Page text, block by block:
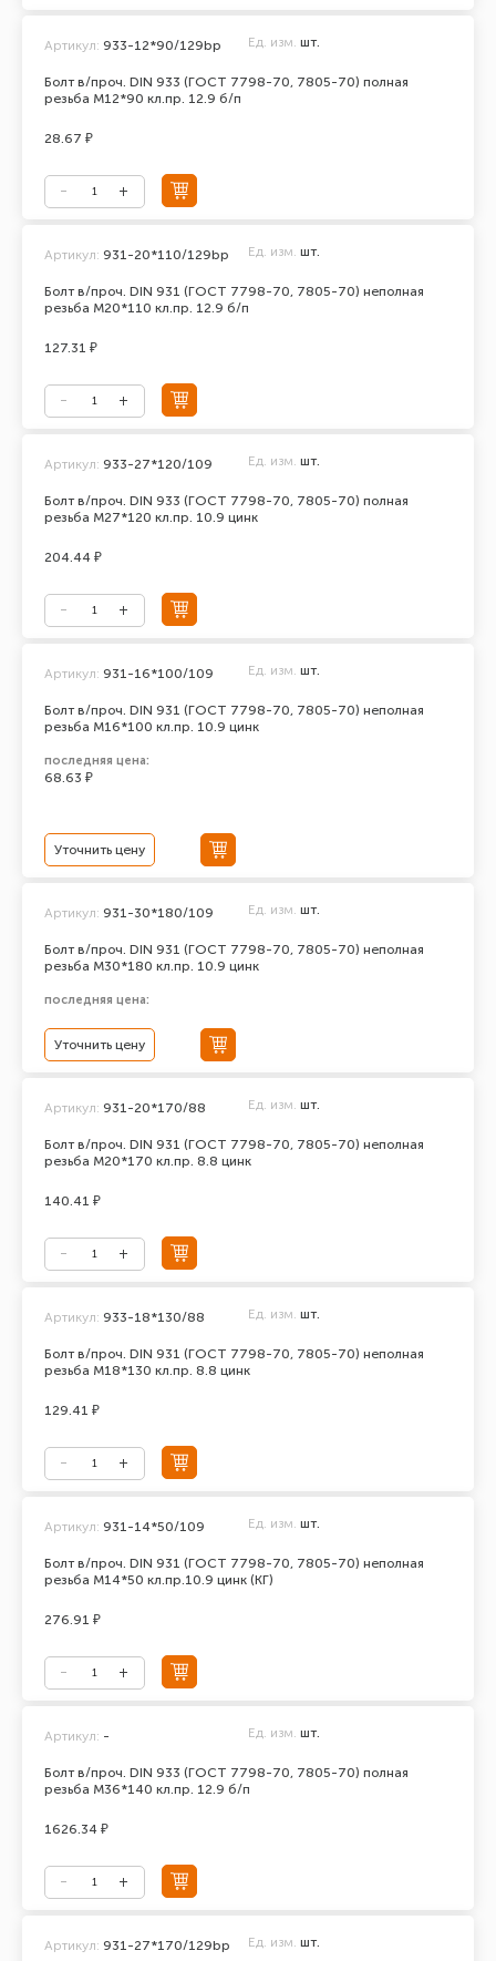
Болт в/проч. DIN 933 (ГОСТ 7798-70, 7805-70) полная
резьба М12*90 кл.пр. 12.9 б/п
Артикул: 933-12*90/129bp Ед. изм. шт.
28.67 ₽
Болт в/проч. DIN 931 (ГОСТ 7798-70, 7805-70) неполная
резьба М20*110 кл.пр. 12.9 б/п
Артикул: 931-20*110/129bp Ед. изм. шт.
127.31 ₽
Болт в/проч. DIN 933 (ГОСТ 7798-70, 7805-70) полная
резьба М27*120 кл.пр. 10.9 цинк
Артикул: 933-27*120/109 Ед. изм. шт.
204.44 ₽
Болт в/проч. DIN 931 (ГОСТ 7798-70, 7805-70) неполная
резьба М16*100 кл.пр. 10.9 цинк
Артикул: 931-16*100/109 Ед. изм. шт.
последняя цена:
68.63 ₽
Уточнить цену
Болт в/проч. DIN 931 (ГОСТ 7798-70, 7805-70) неполная
резьба М30*180 кл.пр. 10.9 цинк
Артикул: 931-30*180/109 Ед. изм. шт.
последняя цена:
Уточнить цену
Болт в/проч. DIN 931 (ГОСТ 7798-70, 7805-70) неполная
резьба М20*170 кл.пр. 8.8 цинк
Артикул: 931-20*170/88 Ед. изм. шт.
140.41 ₽
Болт в/проч. DIN 931 (ГОСТ 7798-70, 7805-70) неполная
резьба М18*130 кл.пр. 8.8 цинк
Артикул: 933-18*130/88 Ед. изм. шт.
129.41 ₽
Болт в/проч. DIN 931 (ГОСТ 7798-70, 7805-70) неполная
резьба М14*50 кл.пр.10.9 цинк (КГ)
Артикул: 931-14*50/109 Ед. изм. шт.
276.91 ₽
Болт в/проч. DIN 933 (ГОСТ 7798-70, 7805-70) полная
резьба М36*140 кл.пр. 12.9 б/п
Артикул: - Ед. изм. шт.
1626.34 ₽
Артикул: 931-27*170/129bp Ед. изм. шт.